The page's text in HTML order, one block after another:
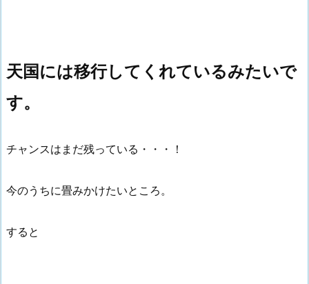
天国には移行してくれているみたいで
す。
チャンスはまだ残っている・・・！
今のうちに畳みかけたいところ。
すると